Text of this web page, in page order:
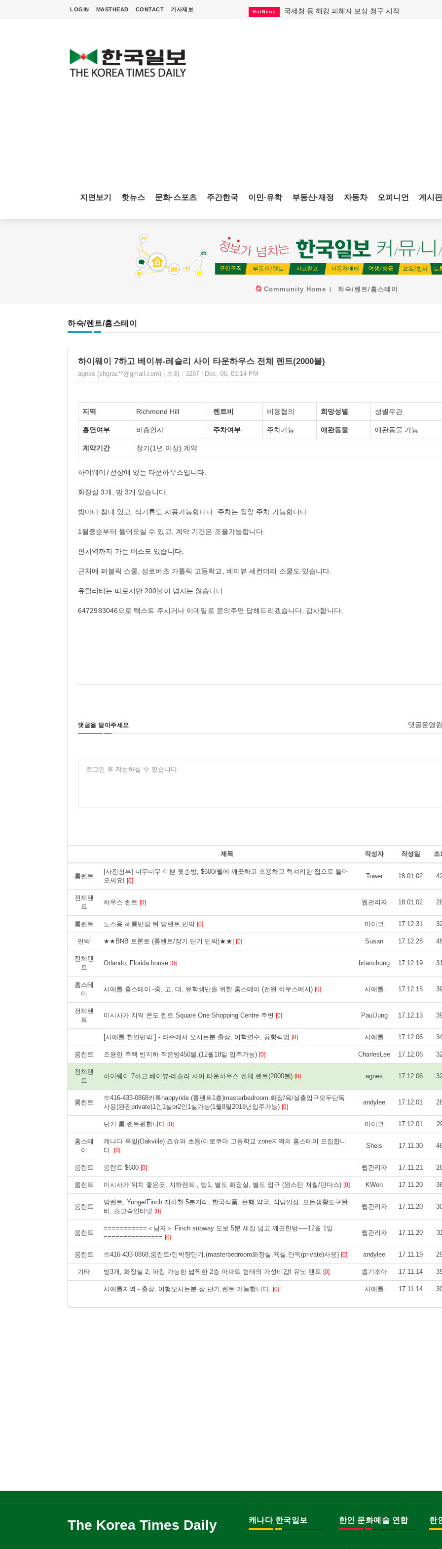
LOGIN MASTHEAD CONTACT 기사제보 HotNews 국세청 등 해킹 피해자 보상 청구 시작
지면보기 핫뉴스 문화·스포츠 주간한국 이민·유학 부동산·재정 자동차 오피니언 게시판
Community Home 하숙/렌트/홈스테이
하숙/렌트/홈스테이
하이웨이 7하고 베이뷰-레슬리 사이 타운하우스 전체 렌트(2000불)
agnes (shgrac**@gmail.com) | 조회 : 3287 | Dec, 06, 01:14 PM
지역 Richmond Hill 렌트비 비용협의 희망성별 성별무관
흡연여부 비흡연자 주차여부 주차가능 애완동물 애완동물 가능
계약기간 장기(1년 이상) 계약
하이웨이7선상에 있는 타운하우스입니다.
화장실 3개, 방 3개 있습니다.
방마다 침대 있고, 식기류도 사용가능합니다. 주차는 집앞 주차 가능합니다.
1월중순부터 들어오실 수 있고, 계약 기간은 조율가능합니다.
핀치역까지 가는 버스도 있습니다.
근처에 퍼블릭 스쿨, 성로버츠 가톨릭 고등학교, 베이뷰 세컨더리 스쿨도 있습니다.
유틸리티는 따로지만 200불이 넘지는 않습니다.
6472983046으로 텍스트 주시거나 이메일로 문의주면 답해드리겠습니다. 감사합니다.
댓글을 달아주세요 댓글운영
로그인 후 작성하실 수 있습니다
제목 작성자 작성일 조
룸렌트
[사진첨부] 너무너무 이쁜 윗층방, $600/월에 깨끗하고 조용하고 럭셔리한 집으로 들어
오세요! [0]
Tower 18.01.02
전체렌
트
하우스 렌트 [0] 웹관리자 18.01.02
룸렌트 노스용 해룡반점 뒤 방랜트,민박 [0] 마이크 17.12.31
민박 ★★BNB 토론토 (룸렌트/장기.단기 민박)★★| [0] Susan 17.12.28
전체렌
트
Orlando, Florida house [0] brianchung 17.12.19
홈스테
이
시애틀 홈스테이 -중, 고, 대, 유학생만을 위한 홈스테이 (전원 하우스에서) [0] 시애틀 17.12.15
전체렌
트
미시사가 지역 콘도 렌트 Square One Shopping Centre 주변 [0] PaulJung 17.12.13
[시애틀 한인민박 ] - 타주에서 오시는분 출장, 어학연수, 공항픽업 [0] 시애틀 17.12.06
룸렌트 조용한 주택 반지하 작은방450불.(12월18일 입주가능) [0] CharlesLee 17.12.06
전체렌
트
하이웨이 7하고 베이뷰-레슬리 사이 타운하우스 전체 렌트(2000불) [0] agnes 17.12.06
룸렌트
☏416-433-0868카톡happyride (룸렌트1층)masterbedroom 화장/욕/실출입구모두단독
사용(완전private)1인1실or2인1실가능(1월8일2018년입주가능) [0]
andylee 17.12.01
단기 룸 랜트원합니다 [0] 마이크 17.12.01
홈스테
이
캐나다 옥빌(Oakville) 죠슈와 초등/이로쿠아 고등학교 zone지역의 홈스테이 모집합니
다. [0]
Sheis 17.11.30
룸렌트 룸렌트 $600 [0] 웹관리자 17.11.21
룸렌트 미시사가 위치 좋은곳, 지하렌트 , 방1, 별도 화장실, 별도 입구 (윈스턴 쳐칠/던다스) [0] KWon 17.11.20
룸렌트
방렌트, Yonge/Finch 지하철 5분거리, 한국식품, 은행,약국, 식당인접, 모든생활도구완
비, 초고속인터넷 [0]
웹관리자 17.11.20
룸렌트
===========＜남자＞ Finch subway 도보 5분 새집 넓고 깨끗한방-----12월 1일
=============== [0]
웹관리자 17.11.20
룸렌트 ☏416-433-0868,룸렌트/민박장단기.(masterbedroom화장실.욕실.단독(private)사용) [0] andylee 17.11.19
기타 방3개, 화장실 2, 파킹 가능한 넓찍한 2층 아파트 형태의 가성비갑! 유닛 렌트 [0] 뽑기조아 17.11.14
시애틀지역 - 출장, 여행오시는분 장,단기,렌트 가능합니다. [0] 시애틀 17.11.14
The Korea Times Daily 캐나다 한국일보 한인 문화예술 연합 한